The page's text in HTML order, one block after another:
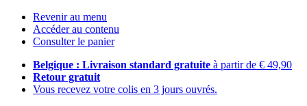
Revenir au menu
Accéder au contenu
Consulter le panier
Belgique : Livraison standard gratuite à partir de € 49,90
Retour gratuit
Vous recevez votre colis en 3 jours ouvrés.